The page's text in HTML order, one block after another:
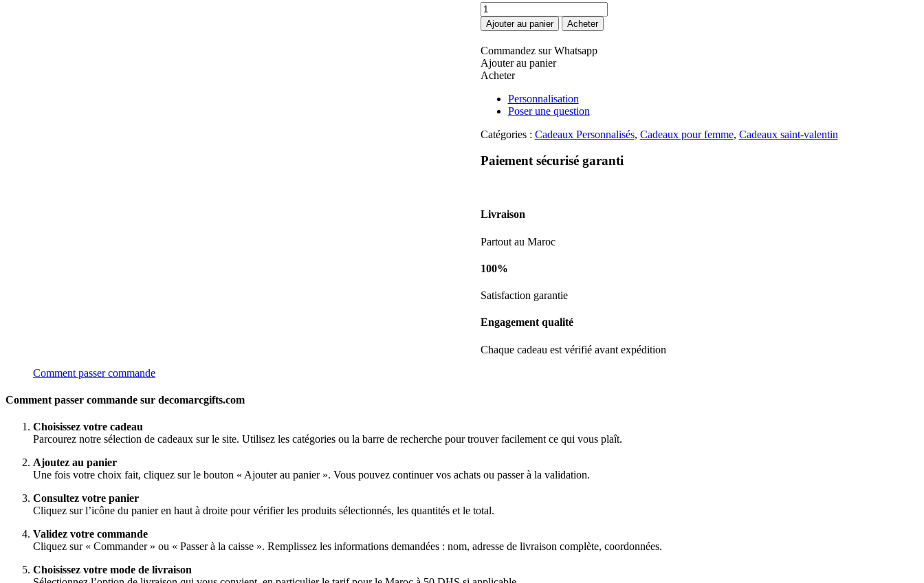
quantité
de
Bracelet
personnalisé
pour
nouveau
née
Ajouter au panier Acheter
Commandez sur Whatsapp
Ajouter au panier
Acheter
Personnalisation
Poser une question
Catégories : Cadeaux Personnalisés, Cadeaux pour femme, Cadeaux saint-valentin
Paiement sécurisé garanti
Livraison
Partout au Maroc
100%
Satisfaction garantie
Engagement qualité
Chaque cadeau est vérifié avant expédition
Comment passer commande
Comment passer commande sur decomarcgifts.com
Choisissez votre cadeau
Parcourez notre sélection de cadeaux sur le site. Utilisez les catégories ou la barre de recherche pour trouver facilement ce qui vous plaît.
Ajoutez au panier
Une fois votre choix fait, cliquez sur le bouton « Ajouter au panier ». Vous pouvez continuer vos achats ou passer à la validation.
Consultez votre panier
Cliquez sur l’icône du panier en haut à droite pour vérifier les produits sélectionnés, les quantités et le total.
Validez votre commande
Cliquez sur « Commander » ou « Passer à la caisse ». Remplissez les informations demandées : nom, adresse de livraison complète, coordonnées.
Choisissez votre mode de livraison